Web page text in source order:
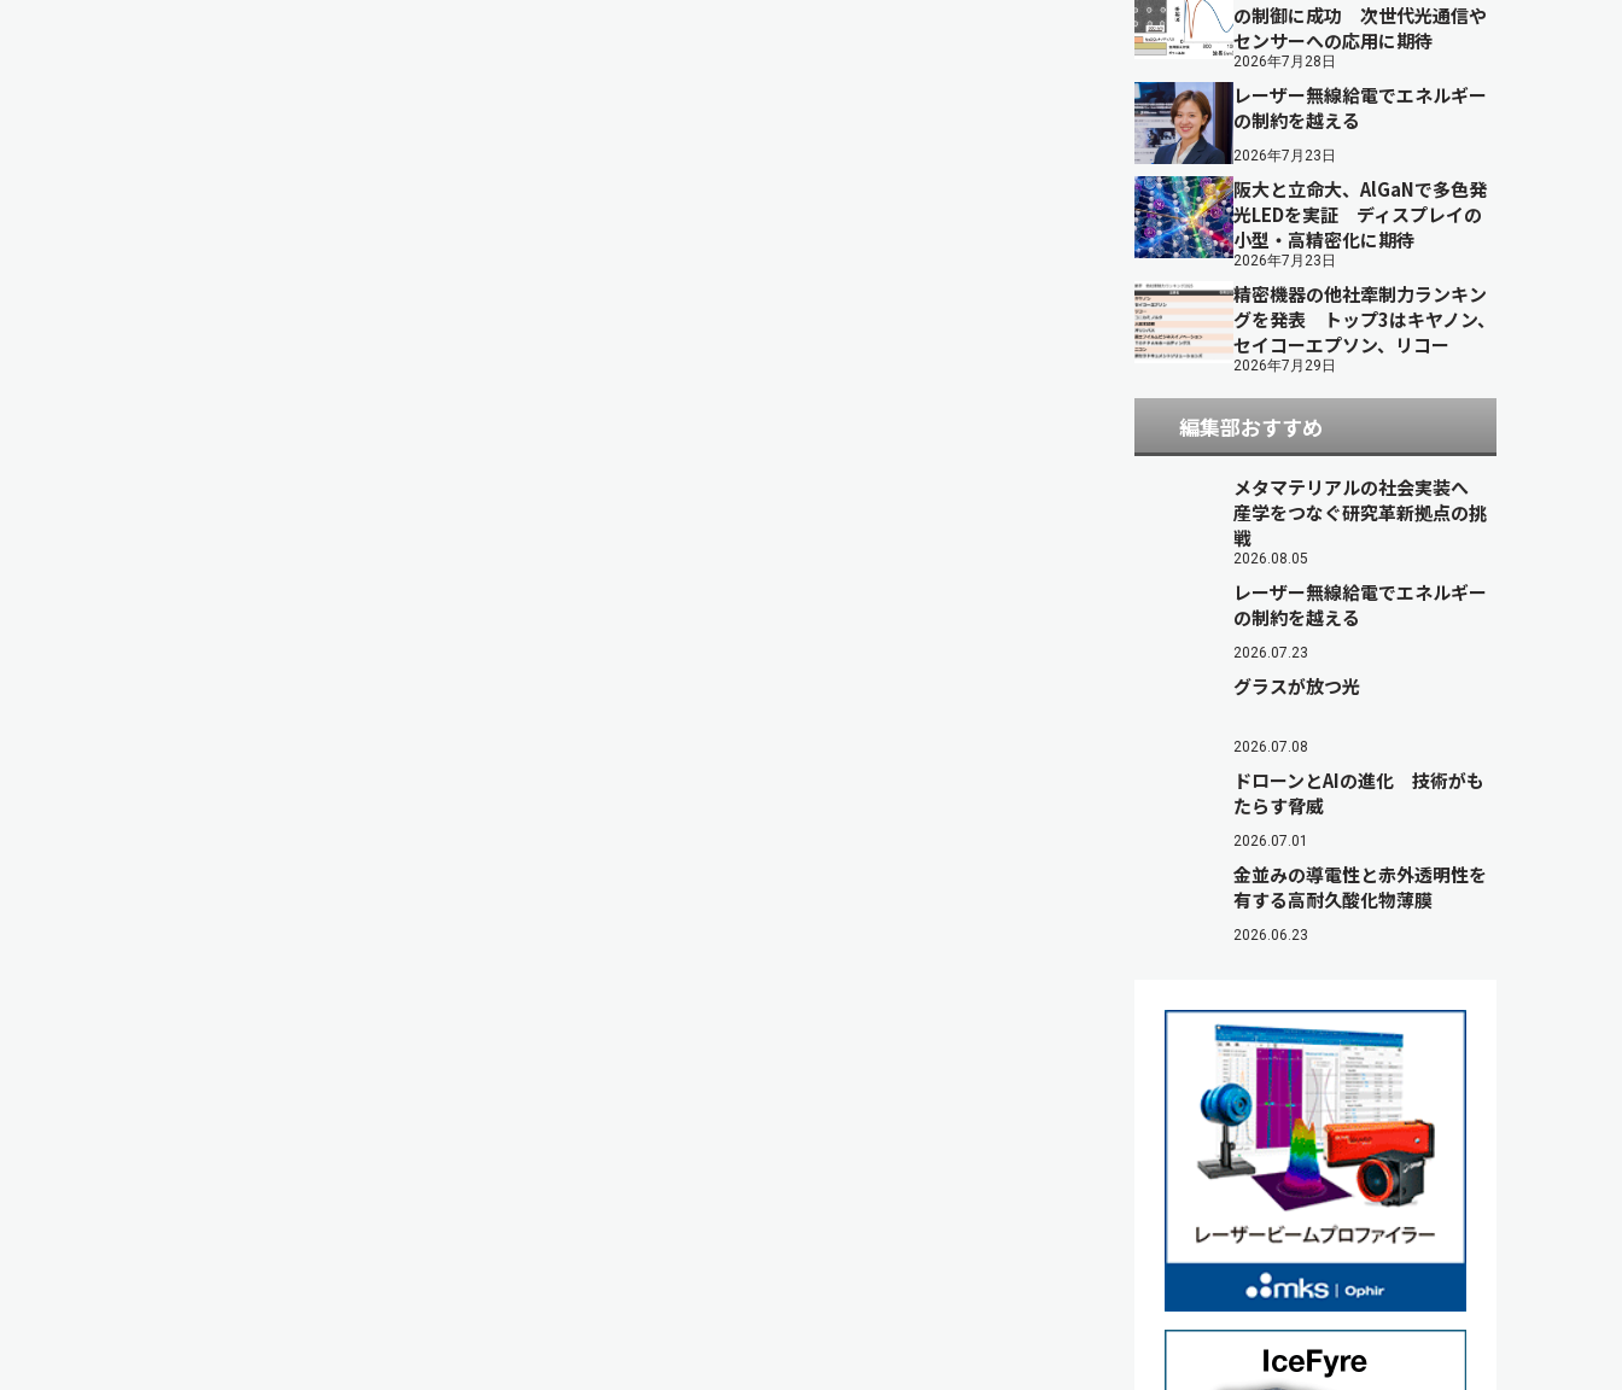
の制御に成功 次世代光通信や
センサーへの応用に期待
2026年7月28日
レーザー無線給電でエネルギー
の制約を越える
2026年7月23日
阪大と立命大、AlGaNで多色発
光LEDを実証 ディスプレイの
小型・高精密化に期待
2026年7月23日
精密機器の他社牽制力ランキン
グを発表 トップ3はキヤノン、
セイコーエプソン、リコー
2026年7月29日
編集部おすすめ
メタマテリアルの社会実装へ
産学をつなぐ研究革新拠点の挑
戦
2026.08.05
レーザー無線給電でエネルギー
の制約を越える
2026.07.23
グラスが放つ光
2026.07.08
ドローンとAIの進化 技術がも
たらす脅威
2026.07.01
金並みの導電性と赤外透明性を
有する高耐久酸化物薄膜
2026.06.23